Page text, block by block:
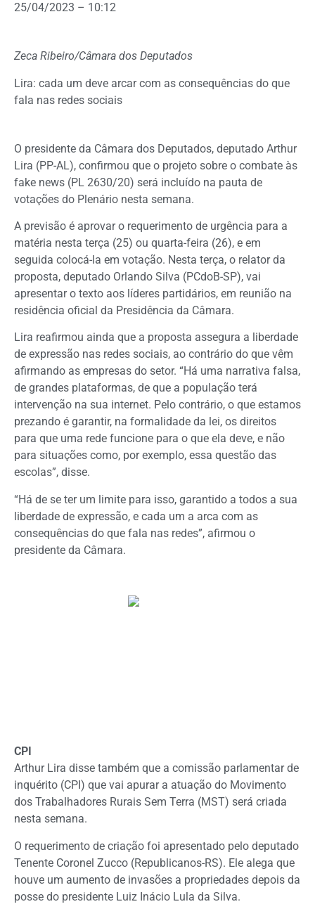
25/04/2023 – 10:12
Zeca Ribeiro/Câmara dos Deputados
Lira: cada um deve arcar com as consequências do que
fala nas redes sociais
O presidente da Câmara dos Deputados, deputado Arthur
Lira (PP-AL), confirmou que o projeto sobre o combate às
fake news (PL 2630/20) será incluído na pauta de
votações do Plenário nesta semana.
A previsão é aprovar o requerimento de urgência para a
matéria nesta terça (25) ou quarta-feira (26), e em
seguida colocá-la em votação. Nesta terça, o relator da
proposta, deputado Orlando Silva (PCdoB-SP), vai
apresentar o texto aos líderes partidários, em reunião na
residência oficial da Presidência da Câmara.
Lira reafirmou ainda que a proposta assegura a liberdade
de expressão nas redes sociais, ao contrário do que vêm
afirmando as empresas do setor. “Há uma narrativa falsa,
de grandes plataformas, de que a população terá
intervenção na sua internet. Pelo contrário, o que estamos
prezando é garantir, na formalidade da lei, os direitos
para que uma rede funcione para o que ela deve, e não
para situações como, por exemplo, essa questão das
escolas”, disse.
“Há de se ter um limite para isso, garantido a todos a sua
liberdade de expressão, e cada um a arca com as
consequências do que fala nas redes”, afirmou o
presidente da Câmara.
CPI
Arthur Lira disse também que a comissão parlamentar de
inquérito (CPI ) que vai apurar a atuação do Movimento
dos Trabalhadores Rurais Sem Terra (MST) será criada
nesta semana.
O requerimento de criação foi apresentado pelo deputado
Tenente Coronel Zucco (Republicanos-RS). Ele alega que
houve um aumento de invasões a propriedades depois da
posse do presidente Luiz Inácio Lula da Silva.